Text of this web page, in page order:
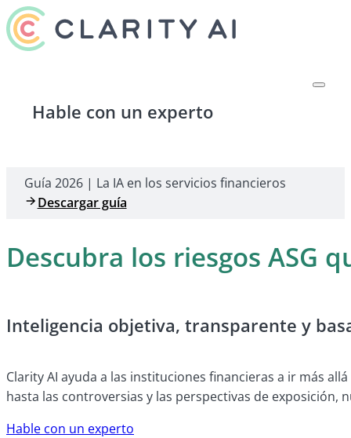
Hable con un experto
Guía 2026 | La IA en los servicios financieros
Descargar guía
Descubra los riesgos ASG
Inteligencia objetiva, transparente y
Clarity AI ayuda a las instituciones financieras a ir más
hasta las controversias y las perspectivas de
Hable con un experto